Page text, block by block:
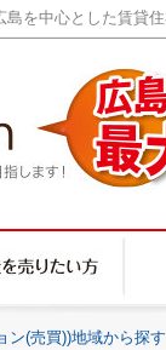
を中心とした賃貸
ン(売買))地域から探す